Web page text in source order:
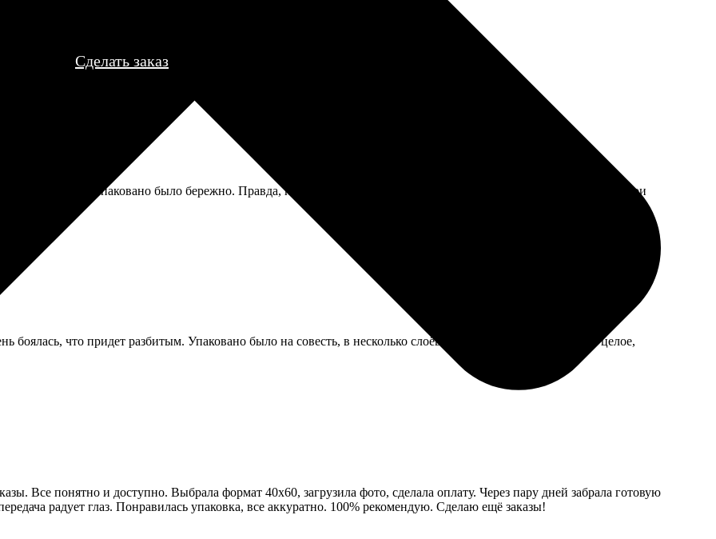
Сделать заказ
на высоте, упаковано было бережно. Правда, подрамник оказался тоньше, чем я представляла, но это лишь мои
боялась, что придет разбитым. Упаковано было на совесть, в несколько слоёв пузырчатой пленки. Стекло целое,
Все понятно и доступно. Выбрала формат 40х60, загрузила фото, сделала оплату. Через пару дней забрала готовую
радует глаз. Понравилась упаковка, все аккуратно. 100% рекомендую. Сделаю ещё заказы!